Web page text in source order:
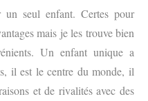
seul enfant. Certes pour
mais je les trouve bien
Un enfant unique a
il est le centre du monde, il
et de rivalités avec des